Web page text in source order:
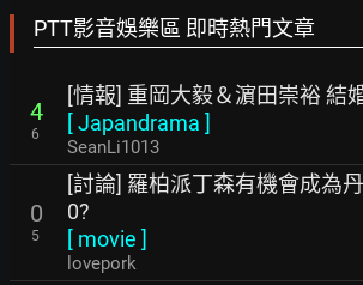
PTT影音娛樂區 即時熱門文章
4
6
[情報] 重岡大毅＆濵田崇裕 結
[Japandrama ]
SeanLi1013
0
5
[討論] 羅柏派丁森有機會成為
0?
[ movie ]
lovepork